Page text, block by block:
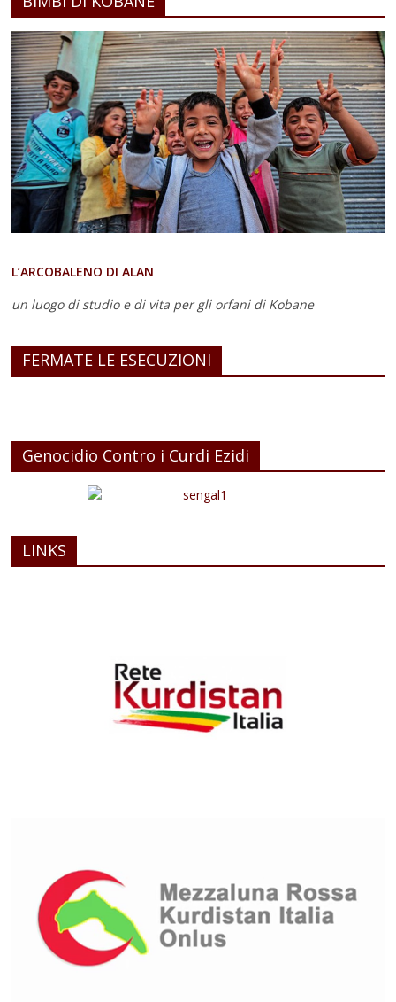
L’ARCOBALENO DI ALAN
un luogo di studio e di vita per gli orfani di Kobane
FERMATE LE ESECUZIONI
Genocidio Contro i Curdi Ezidi
LINKS